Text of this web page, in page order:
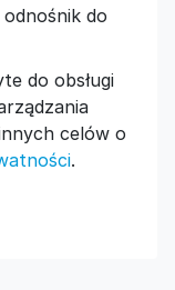
do
do obsługi
celów o
.